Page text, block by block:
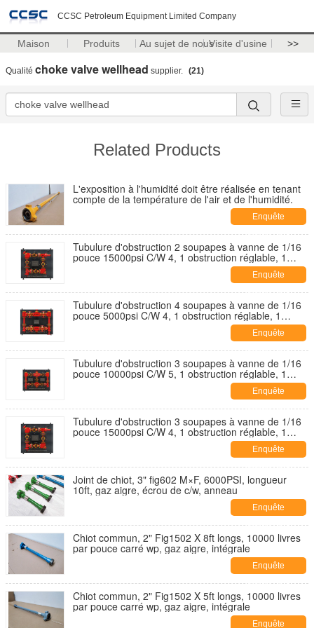
CCSC Petroleum Equipment Limited Company
Maison Produits Au sujet de nousVisite d'usine >>
Qualité choke valve wellhead supplier. (21)
Related Products
L'exposition à l'humidité doit être réalisée en tenant
compte de la température de l'air et de l'humidité.
Enquête
maintenant
Tubulure d'obstruction 2 soupapes à vanne de 1/16
pouce 15000psi C/W 4, 1 obstruction réglable, 1
Enquête
maintenant
Tubulure d'obstruction 4 soupapes à vanne de 1/16
pouce 5000psi C/W 4, 1 obstruction réglable, 1
Enquête
maintenant
Tubulure d'obstruction 3 soupapes à vanne de 1/16
pouce 10000psi C/W 5, 1 obstruction réglable, 1
Enquête
maintenant
Tubulure d'obstruction 3 soupapes à vanne de 1/16
pouce 15000psi C/W 4, 1 obstruction réglable, 1
Enquête
maintenant
Joint de chiot, 3" fig602 M×F, 6000PSI, longueur
10ft, gaz aigre, écrou de c/w, anneau
Enquête
maintenant
Chiot commun, 2" Fig1502 X 8ft longs, 10000 livres
par pouce carré wp, gaz aigre, intégrale
Enquête
maintenant
Chiot commun, 2" Fig1502 X 5ft longs, 10000 livres
par pouce carré wp, gaz aigre, intégrale
Enquête